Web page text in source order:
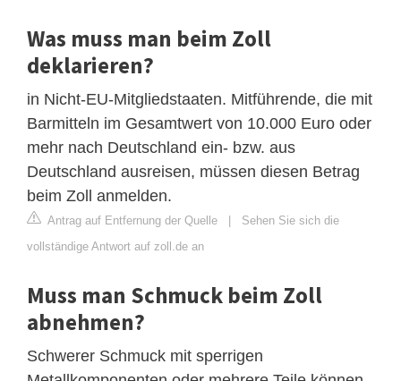
Was muss man beim Zoll
deklarieren?
in Nicht-EU-Mitgliedstaaten. Mitführende, die mit
Barmitteln im Gesamtwert von 10.000 Euro oder
mehr nach Deutschland ein- bzw. aus
Deutschland ausreisen, müssen diesen Betrag
beim Zoll anmelden.
Antrag auf Entfernung der Quelle | Sehen Sie sich die
vollständige Antwort auf zoll.de an
Muss man Schmuck beim Zoll
abnehmen?
Schwerer Schmuck mit sperrigen